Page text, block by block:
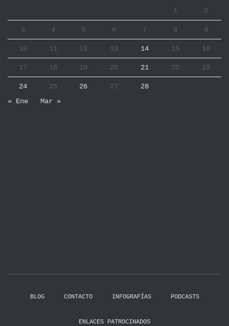
1 2
3 4 5 6 7 8 9
10 11 12 13 14 15 16
17 18 19 20 21 22 23
24 25 26 27
28
« Ene
Mar »
BLOG CONTACTO INFOGRAFÍAS PODCASTS
ENLACES PATROCINADOS